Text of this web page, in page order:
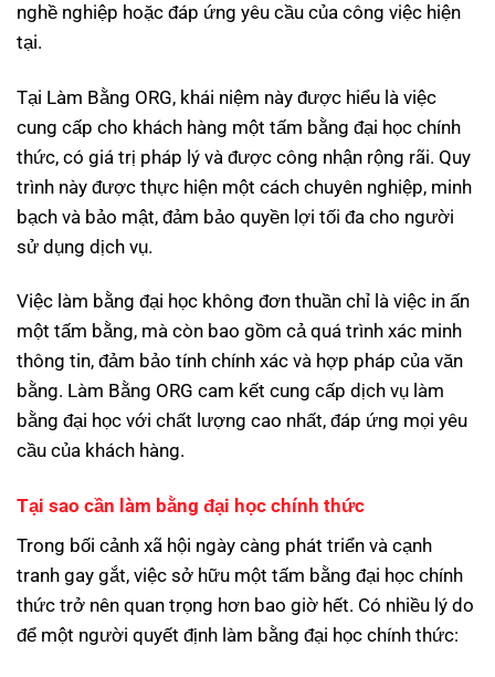
nghề nghiệp hoặc đáp ứng yêu cầu của công việc hiện
tại.
Tại Làm Bằng ORG, khái niệm này được hiểu là việc
cung cấp cho khách hàng một tấm bằng đại học chính
thức, có giá trị pháp lý và được công nhận rộng rãi. Quy
trình này được thực hiện một cách chuyên nghiệp, minh
bạch và bảo mật, đảm bảo quyền lợi tối đa cho người
sử dụng dịch vụ.
Việc làm bằng đại học không đơn thuần chỉ là việc in ấn
một tấm bằng, mà còn bao gồm cả quá trình xác minh
thông tin, đảm bảo tính chính xác và hợp pháp của văn
bằng. Làm Bằng ORG cam kết cung cấp dịch vụ làm
bằng đại học với chất lượng cao nhất, đáp ứng mọi yêu
cầu của khách hàng.
Tại sao cần làm bằng đại học chính thức
Trong bối cảnh xã hội ngày càng phát triển và cạnh
tranh gay gắt, việc sở hữu một tấm bằng đại học chính
thức trở nên quan trọng hơn bao giờ hết. Có nhiều lý do
để một người quyết định làm bằng đại học chính thức: